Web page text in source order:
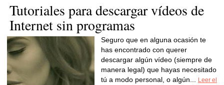
Tutoriales para descargar vídeos de
Internet sin programas
Seguro que en alguna ocasión te
has encontrado con querer
descargar algún vídeo (siempre de
manera legal) que hayas necesitado
tú a modo personal, o algún...
Leer el